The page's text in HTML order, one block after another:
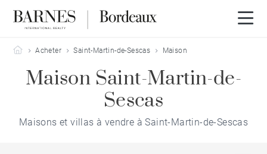
Barnes Bordeaux
Acheter Saint-Martin-de-Sescas Maison
Maison Saint-Martin-de-
Sescas
Maisons et villas à vendre à Saint-Martin-de-Sescas